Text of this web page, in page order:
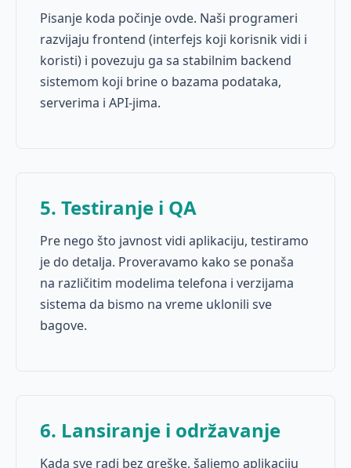
Pisanje koda počinje ovde. Naši programeri
razvijaju frontend (interfejs koji korisnik vidi i
koristi) i povezuju ga sa stabilnim backend
sistemom koji brine o bazama podataka,
serverima i API-jima.
5. Testiranje i QA
Pre nego što javnost vidi aplikaciju, testiramo
je do detalja. Proveravamo kako se ponaša
na različitim modelima telefona i verzijama
sistema da bismo na vreme uklonili sve
bagove.
6. Lansiranje i održavanje
Kada sve radi bez greške, šaljemo aplikaciju